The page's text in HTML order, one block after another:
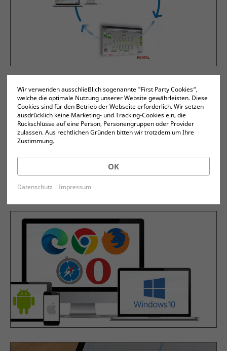
Wir verwenden ausschließlich sogenannte "First Party Cookies“,
welche die optimale Nutzung unserer Website gewährleisten. Diese
Cookies sind für den Betrieb der Webseite erforderlich. Wir setzen
ausdrücklich keine Marketing- und Tracking-Cookies ein, die
Rückschlüsse auf eine Person, Personengruppen oder Provider
zulassen. Aus rechtlichen Gründen bitten wir trotzdem um Ihre
Zustimmung.
OK
Datenschutz Impressum